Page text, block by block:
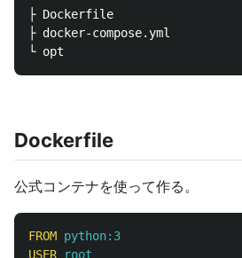
├ Dockerfile
├ docker-compose.yml
Dockerfile
公式コンテナを使って作る。
FROM python:3
USER root